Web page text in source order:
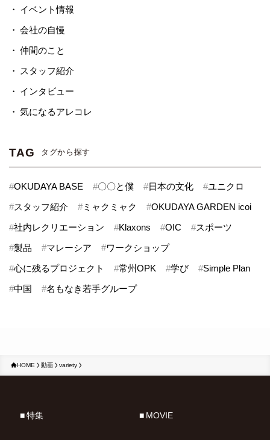
イベント情報
会社の自慢
仲間のこと
スタッフ紹介
インタビュー
気になるアレコレ
TAG タグから探す
#OKUDAYA BASE #〇〇と僕 #日本の文化 #ユニクロ
#スタッフ紹介 #ミャクミャク #OKUDAYA GARDEN icoi
#社内レクリエーション #Klaxons #OIC #スポーツ
#製品 #マレーシア #ワークショップ
#心に残るプロジェクト #常州OPK #学び #Simple Plan
#中国 #名もなき若手グループ
HOME 動画 variety
特集 MOVIE